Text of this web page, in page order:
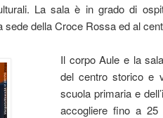
La sala è in grado di
sede della Croce Rossa ed al
Il corpo Aule e la
del centro storico e
scuola primaria e
accogliere fino a 25